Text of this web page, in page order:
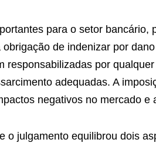
para o setor
de indenizar por
responsabilizadas por
adequadas. A
negativos no mercado
o julgamento equilibrou dois